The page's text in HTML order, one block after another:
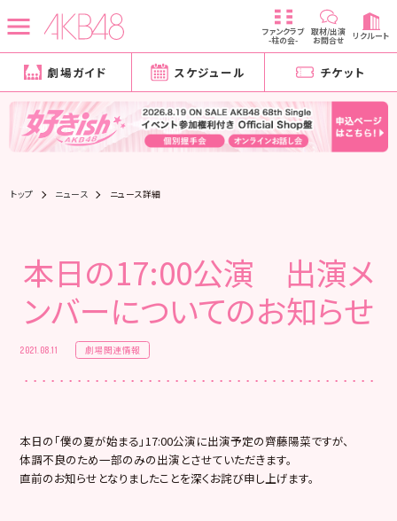
ファンクラブ
-柱の会-
取材/出演
お問合せ リクルート
劇場ガイド スケジュール チケット
トップ ニュース ニュース詳細
本日の17:00公演 出演メ
ンバーについてのお知らせ
2021.08.11 劇場関連情報
本日の「僕の夏が始まる」17:00公演に出演予定の齊藤陽菜ですが、
体調不良のため一部のみの出演とさせていただきます。
直前のお知らせとなりましたことを深くお詫び申し上げます。